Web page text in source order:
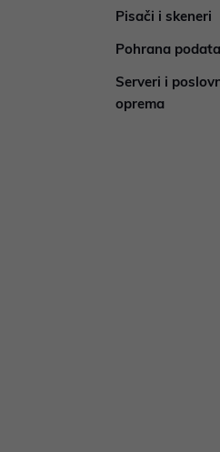
Pisači i skeneri
Pohrana
Serveri i
oprema